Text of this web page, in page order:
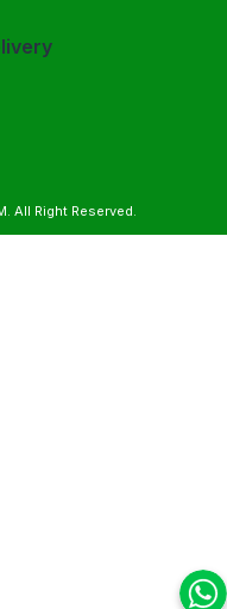
. All Right Reserved.